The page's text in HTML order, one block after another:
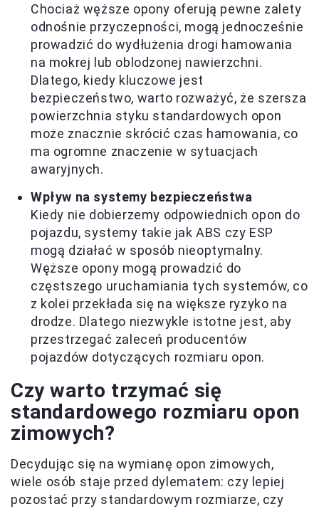
Chociaż węższe opony oferują pewne zalety
odnośnie przyczepności, mogą jednocześnie
prowadzić do wydłużenia drogi hamowania
na mokrej lub oblodzonej nawierzchni.
Dlatego, kiedy kluczowe jest
bezpieczeństwo, warto rozważyć, że szersza
powierzchnia styku standardowych opon
może znacznie skrócić czas hamowania, co
ma ogromne znaczenie w sytuacjach
awaryjnych.
Wpływ na systemy bezpieczeństwa
Kiedy nie dobierzemy odpowiednich opon do
pojazdu, systemy takie jak ABS czy ESP
mogą działać w sposób nieoptymalny.
Węższe opony mogą prowadzić do
częstszego uruchamiania tych systemów, co
z kolei przekłada się na większe ryzyko na
drodze. Dlatego niezwykle istotne jest, aby
przestrzegać zaleceń producentów
pojazdów dotyczących rozmiaru opon.
Czy warto trzymać się
standardowego rozmiaru opon
zimowych?
Decydując się na wymianę opon zimowych,
wiele osób staje przed dylematem: czy lepiej
pozostać przy standardowym rozmiarze, czy